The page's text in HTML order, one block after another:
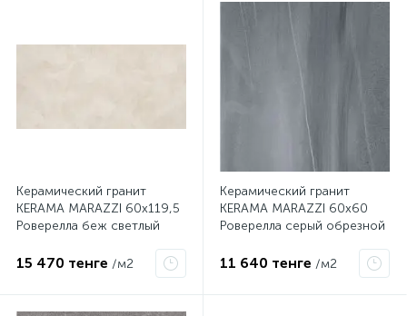
Керамический гранит
KERAMA MARAZZI 60х119,5
Роверелла беж светлый
15 470 тенге /м2
Керамический гранит
KERAMA MARAZZI 60х60
Роверелла серый обрезной
11 640 тенге /м2